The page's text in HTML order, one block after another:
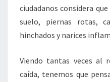
ciudadanos considera
suelo, piernas rotas,
hinchados y narices
Viendo tantas veces al
caída, tenemos que